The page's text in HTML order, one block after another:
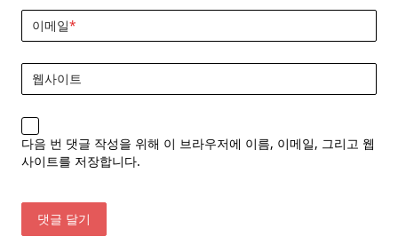
이메일*
웹사이트
다음 번 댓글 작성을 위해 이 브라우저에 이름, 이메일, 그리고 웹
사이트를 저장합니다.